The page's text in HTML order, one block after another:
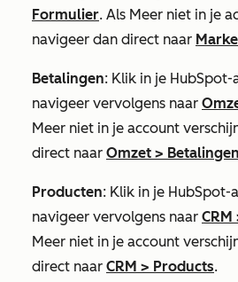
Formulier. Als Meer niet in je
navigeer dan direct naar
Betalingen: Klik in je
navigeer vervolgens naar
Meer niet in je account
direct naar Omzet > Betalingen
Producten: Klik in je HubSpot-
navigeer vervolgens naar CRM
Meer niet in je account
direct naar CRM > Products.